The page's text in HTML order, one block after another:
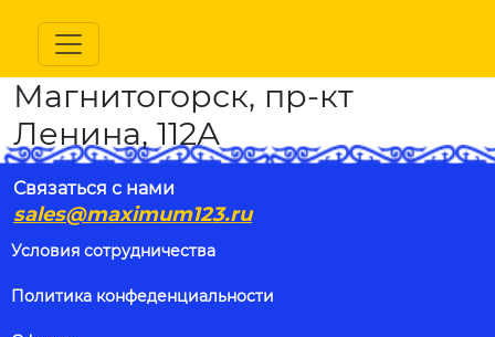
Магнитогорск, пр-кт
Ленина, 112А
Связаться с нами
sales@maximum123.ru
Условия сотрудничества
Политика конфеденциальности